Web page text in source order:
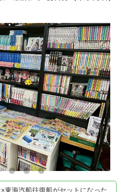
東海汽船往復船がセットになった